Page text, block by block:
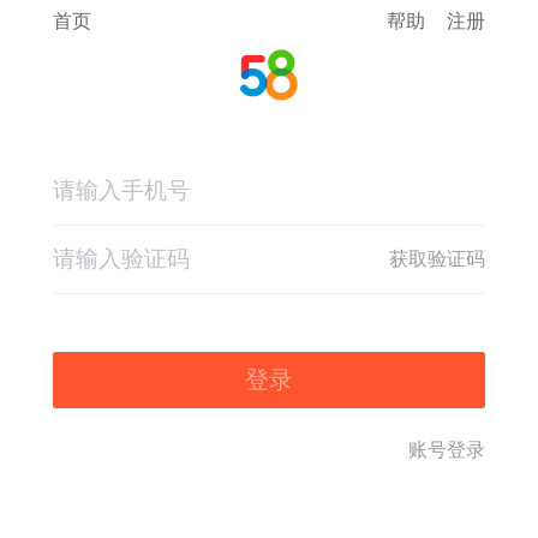
首页 帮助 注册
获取验证码
登录
账号登录